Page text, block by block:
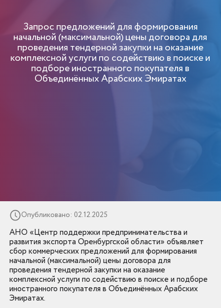
Запрос предложений для формирования
начальной (максимальной) цены договора для
проведения тендерной закупки на оказание
комплексной услуги по содействию в поиске и
подборе иностранного покупателя в
Объединённых Арабских Эмиратах
Опубликовано: 02.12.2025
АНО «Центр поддержки предпринимательства и
развития экспорта Оренбургской области» объявляет
сбор коммерческих предложений для формирования
начальной (максимальной) цены договора для
проведения тендерной закупки на оказание
комплексной услуги по содействию в поиске и подборе
иностранного покупателя в Объединённых Арабских
Эмиратах.